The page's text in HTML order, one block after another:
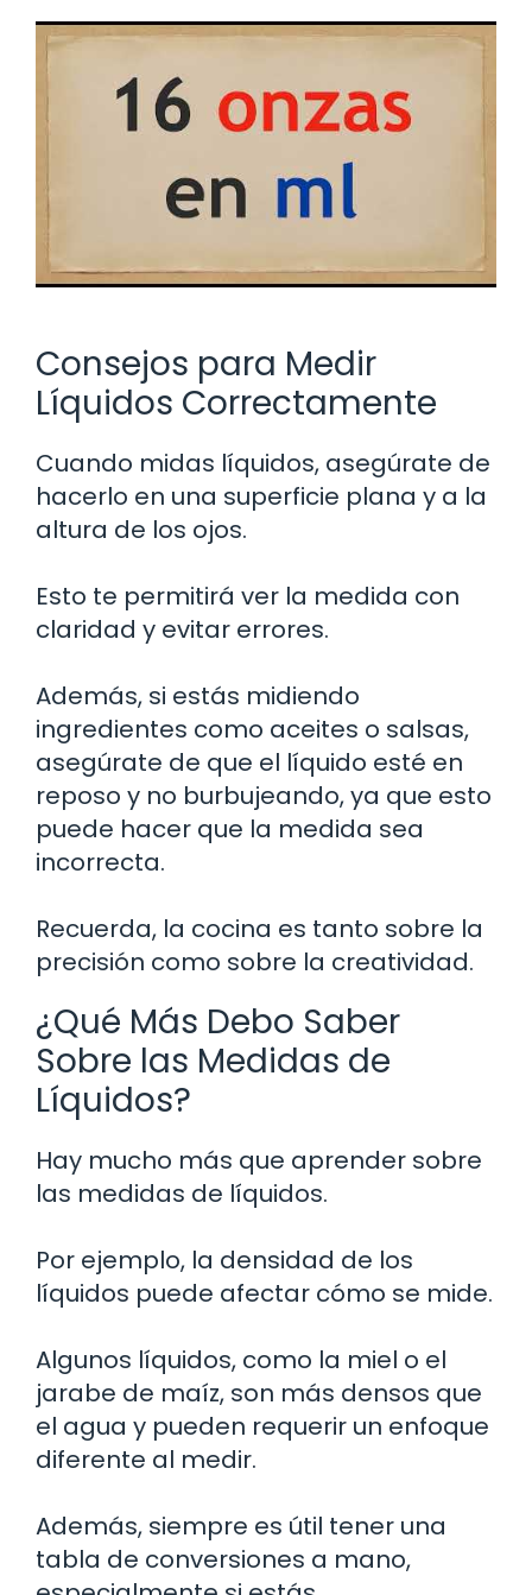
Consejos para Medir
Líquidos Correctamente
Cuando midas líquidos, asegúrate de
hacerlo en una superficie plana y a la
altura de los ojos.
Esto te permitirá ver la medida con
claridad y evitar errores.
Además, si estás midiendo
ingredientes como aceites o salsas,
asegúrate de que el líquido esté en
reposo y no burbujeando, ya que esto
puede hacer que la medida sea
incorrecta.
Recuerda, la cocina es tanto sobre la
precisión como sobre la creatividad.
¿Qué Más Debo Saber
Sobre las Medidas de
Líquidos?
Hay mucho más que aprender sobre
las medidas de líquidos.
Por ejemplo, la densidad de los
líquidos puede afectar cómo se mide.
Algunos líquidos, como la miel o el
jarabe de maíz, son más densos que
el agua y pueden requerir un enfoque
diferente al medir.
Además, siempre es útil tener una
tabla de conversiones a mano,